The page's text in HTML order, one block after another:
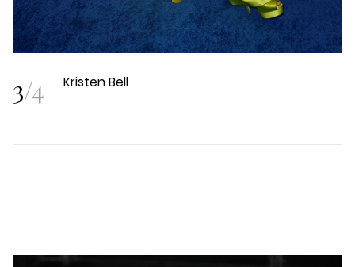
3/4 Kristen Bell